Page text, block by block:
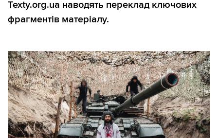
Texty.org.ua наводять переклад ключових
фрагментів матеріалу.